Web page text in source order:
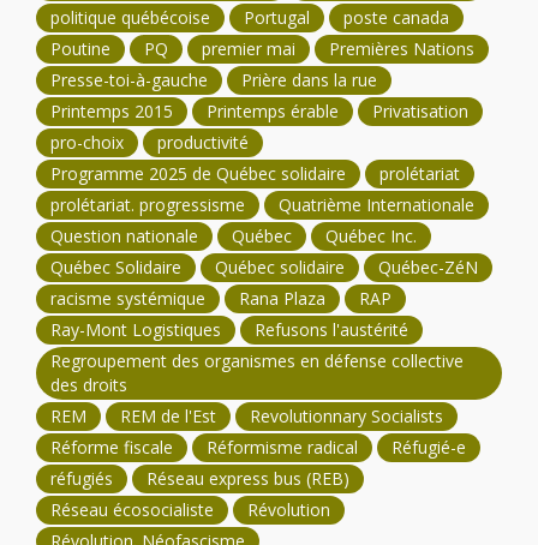
politique québécoise
Portugal
poste canada
Poutine
PQ premier mai
Premières Nations
Presse-toi-à-gauche
Prière dans la rue
Printemps 2015
Printemps érable
Privatisation
pro-choix
productivité
Programme 2025 de Québec solidaire
prolétariat
prolétariat. progressisme
Quatrième Internationale
Question nationale
Québec
Québec Inc.
Québec Solidaire
Québec solidaire
Québec-ZéN
racisme systémique
Rana Plaza
RAP
Ray-Mont Logistiques
Refusons l'austérité
Regroupement des organismes en défense collective
des droits
REM
REM de l'Est
Revolutionnary Socialists
Réforme fiscale
Réformisme radical
Réfugié-e
réfugiés
Réseau express bus (REB)
Réseau écosocialiste
Révolution